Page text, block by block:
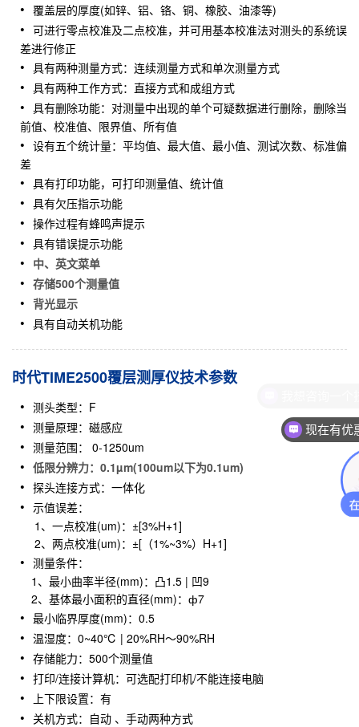
覆盖层的厚度(如锌、铝、铬、铜、橡胶、油漆等)
可进行零点校准及二点校准，并可用基本校准法对测头的系统误
差进行修正
具有两种测量方式：连续测量方式和单次测量方式
具有两种工作方式：直接方式和成组方式
具有删除功能：对测量中出现的单个可疑数据进行删除，删除当
前值、校准值、限界值、所有值
设有五个统计量：平均值、最大值、最小值、测试次数、标准偏
差
具有打印功能，可打印测量值、统计值
具有欠压指示功能
操作过程有蜂鸣声提示
具有错误提示功能
中、英文菜单
存储500个测量值
背光显示
具有自动关机功能
时代TIME2500覆层测厚仪技术参数
测头类型：F
测量原理：磁感应
测量范围： 0-1250um
低限分辨力：0.1µm(100um以下为0.1um)
探头连接方式：一体化
示值误差：
1、一点校准(um)：±[3%H+1]
2、两点校准(um)：±[（1%~3%）H+1]
测量条件：
1、最小曲率半径(mm)：凸1.5 | 凹9
2、基体最小面积的直径(mm)：ф7
最小临界厚度(mm)：0.5
温湿度：0~40℃ | 20%RH～90%RH
存储能力：500个测量值
打印/连接计算机：可选配打印机/不能连接电脑
上下限设置：有
关机方式：自动 、手动两种方式
现在有优